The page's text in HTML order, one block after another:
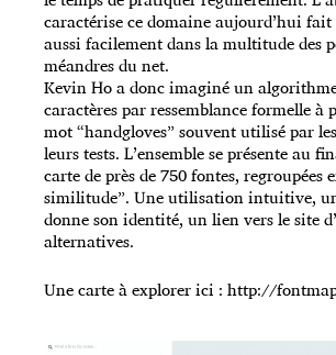
caractérise ce domaine aujourd’hui fait
aussi facilement dans la multitude des
méandres du net.
Kevin Ho a donc imaginé un
caractères par ressemblance formelle à
mot “handgloves” souvent utilisé par
leurs tests. L’ensemble se présente au
carte de près de 750 fontes, regroupées
similitude”. Une utilisation intuitive,
donne son identité, un lien vers le site
alternatives.
Une carte à explorer ici : http://